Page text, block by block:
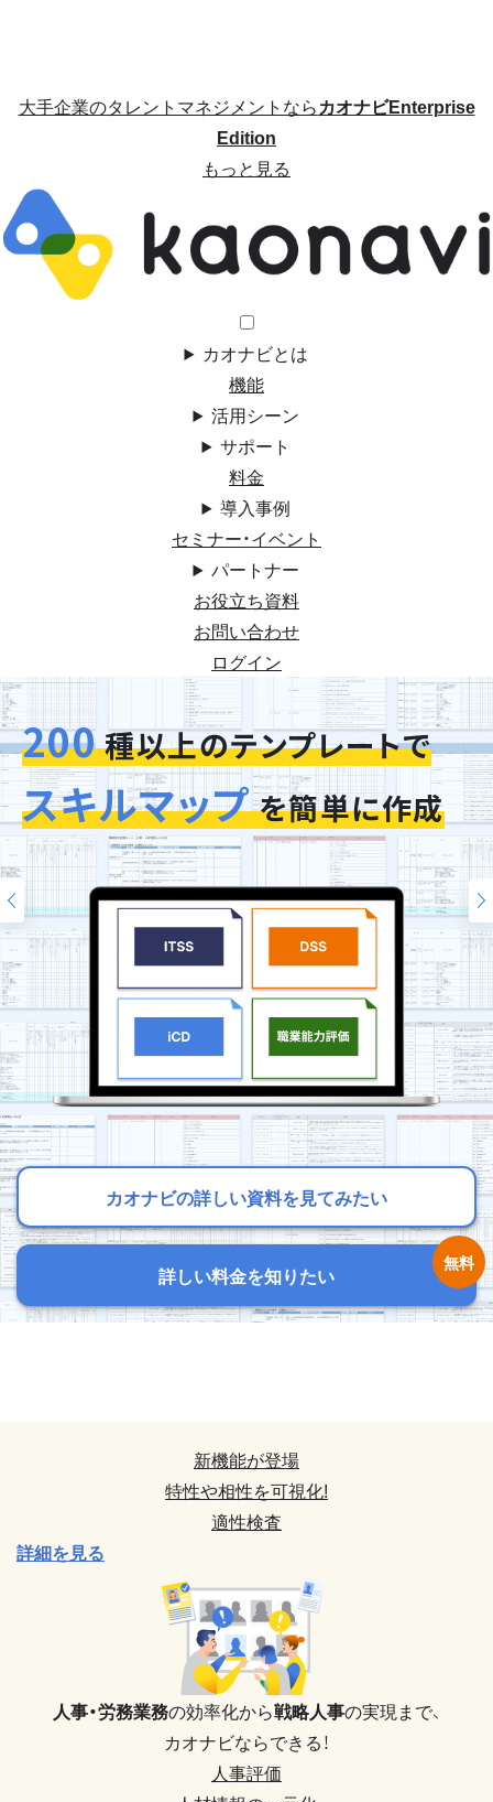
大手企業のタレントマネジメントならカオナビEnterprise
Edition
もっと見る
カオナビとは
機能
活用シーン
サポート
料金
導入事例
セミナー・イベント
パートナー
お役立ち資料
お問い合わせ
ログイン
カオナビの詳しい資料を見てみたい
詳しい料金を知りたい
200
スキルマップ
カオナビの詳しい資料を見てみたい
詳しい料金を知りたい
今お使いの評価シートを
そのまま再現
カオナビの詳しい資料を見てみたい
詳しい料金を知りたい
新機能が登場
特性や相性を可視化!
適性検査
詳細を見る
人事・労務業務の効率化から戦略人事の実現まで、
カオナビならできる！
人事評価